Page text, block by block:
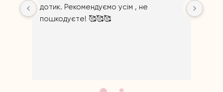
усім , не